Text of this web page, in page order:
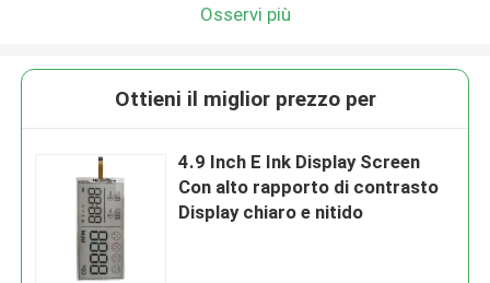
Osservi più
Ottieni il miglior prezzo per
4.9 Inch E Ink Display Screen
Con alto rapporto di contrasto
Display chiaro e nitido